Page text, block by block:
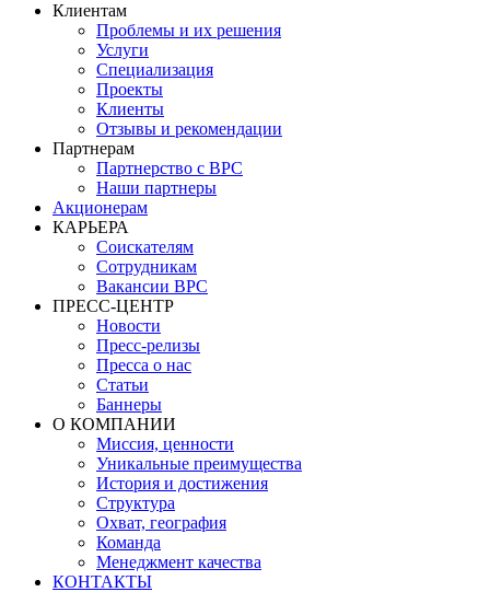
Клиентам
Проблемы и их решения
Услуги
Специализация
Проекты
Клиенты
Отзывы и рекомендации
Партнерам
Партнерство с BPC
Наши партнеры
Акционерам
КАРЬЕРА
Соискателям
Сотрудникам
Вакансии BPC
ПРЕСС-ЦЕНТР
Новости
Пресс-релизы
Пресса о нас
Статьи
Баннеры
О КОМПАНИИ
Миссия, ценности
Уникальные преимущества
История и достижения
Структура
Охват, география
Команда
Менеджмент качества
КОНТАКТЫ